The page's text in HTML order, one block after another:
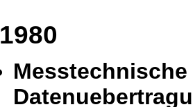
1980